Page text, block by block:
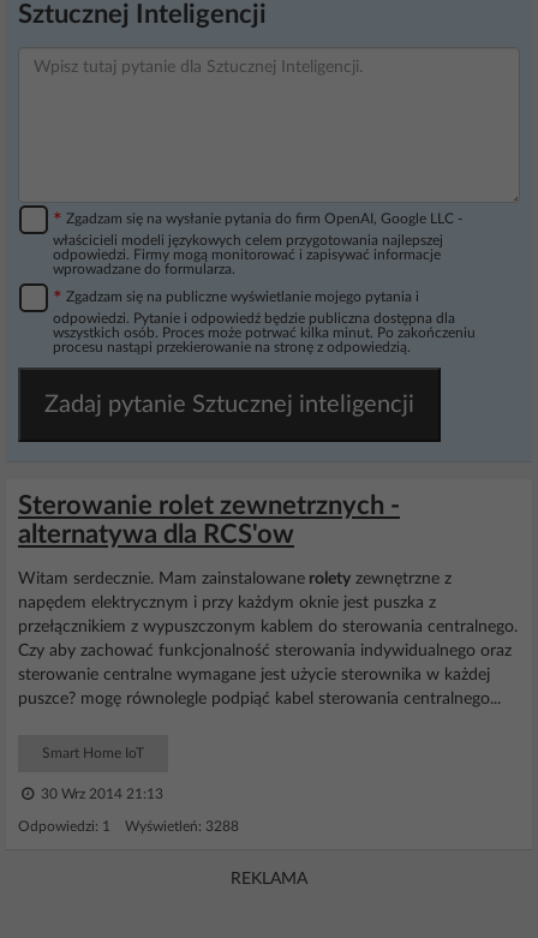
Sztucznej Inteligencji
* Zgadzam się na wysłanie pytania do firm OpenAI, Google LLC -
właścicieli modeli językowych celem przygotowania najlepszej
odpowiedzi. Firmy mogą monitorować i zapisywać informacje
wprowadzane do formularza.
* Zgadzam się na publiczne wyświetlanie mojego pytania i
odpowiedzi. Pytanie i odpowiedź będzie publiczna dostępna dla
wszystkich osób. Proces może potrwać kilka minut. Po zakończeniu
procesu nastąpi przekierowanie na stronę z odpowiedzią.
Zadaj pytanie Sztucznej inteligencji
Sterowanie rolet zewnetrznych -
alternatywa dla RCS'ow
Witam serdecznie. Mam zainstalowane rolety zewnętrzne z
napędem elektrycznym i przy każdym oknie jest puszka z
przełącznikiem z wypuszczonym kablem do sterowania centralnego.
Czy aby zachować funkcjonalność sterowania indywidualnego oraz
sterowanie centralne wymagane jest użycie sterownika w każdej
puszce? mogę równolegle podpiąć kabel sterowania centralnego...
Smart Home IoT
30 Wrz 2014 21:13
Odpowiedzi: 1 Wyświetleń: 3288
REKLAMA